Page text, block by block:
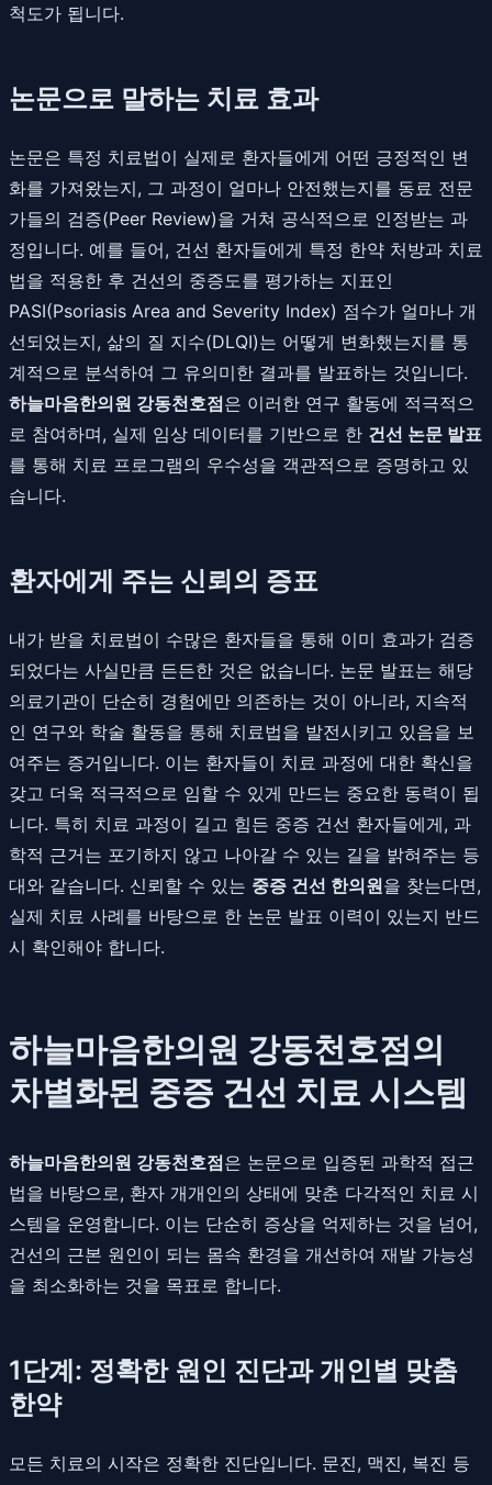
척도가 됩니다.
논문으로 말하는 치료 효과
논문은 특정 치료법이 실제로 환자들에게 어떤 긍정적인 변
화를 가져왔는지, 그 과정이 얼마나 안전했는지를 동료 전문
가들의 검증(Peer Review)을 거쳐 공식적으로 인정받는 과
정입니다. 예를 들어, 건선 환자들에게 특정 한약 처방과 치료
법을 적용한 후 건선의 중증도를 평가하는 지표인
PASI(Psoriasis Area and Severity Index) 점수가 얼마나 개
선되었는지, 삶의 질 지수(DLQI)는 어떻게 변화했는지를 통
계적으로 분석하여 그 유의미한 결과를 발표하는 것입니다.
하늘마음한의원 강동천호점은 이러한 연구 활동에 적극적으
로 참여하며, 실제 임상 데이터를 기반으로 한 건선 논문 발표
를 통해 치료 프로그램의 우수성을 객관적으로 증명하고 있
습니다.
환자에게 주는 신뢰의 증표
내가 받을 치료법이 수많은 환자들을 통해 이미 효과가 검증
되었다는 사실만큼 든든한 것은 없습니다. 논문 발표는 해당
의료기관이 단순히 경험에만 의존하는 것이 아니라, 지속적
인 연구와 학술 활동을 통해 치료법을 발전시키고 있음을 보
여주는 증거입니다. 이는 환자들이 치료 과정에 대한 확신을
갖고 더욱 적극적으로 임할 수 있게 만드는 중요한 동력이 됩
니다. 특히 치료 과정이 길고 힘든 중증 건선 환자들에게, 과
학적 근거는 포기하지 않고 나아갈 수 있는 길을 밝혀주는 등
대와 같습니다. 신뢰할 수 있는 중증 건선 한의원을 찾는다면,
실제 치료 사례를 바탕으로 한 논문 발표 이력이 있는지 반드
시 확인해야 합니다.
하늘마음한의원 강동천호점의
차별화된 중증 건선 치료 시스템
하늘마음한의원 강동천호점은 논문으로 입증된 과학적 접근
법을 바탕으로, 환자 개개인의 상태에 맞춘 다각적인 치료 시
스템을 운영합니다. 이는 단순히 증상을 억제하는 것을 넘어,
건선의 근본 원인이 되는 몸속 환경을 개선하여 재발 가능성
을 최소화하는 것을 목표로 합니다.
1단계: 정확한 원인 진단과 개인별 맞춤
한약
모든 치료의 시작은 정확한 진단입니다. 문진, 맥진, 복진 등